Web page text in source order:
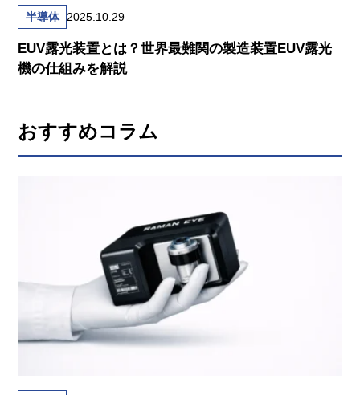
半導体 2025.10.29
EUV露光装置とは？世界最難関の製造装置EUV露光
機の仕組みを解説
おすすめコラム